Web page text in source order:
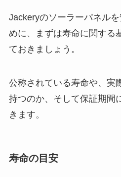
Jackeryのソーラーパネル
めに、まずは寿命に関する
ておきましょう。
公称されている寿命や、実
持つのか、そして保証期間
きます。
寿命の目安